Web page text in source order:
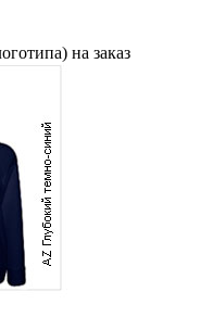
на заказ